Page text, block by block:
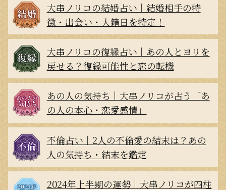
大串ノリコの結婚占い｜結婚相手の特
徴・出会い・入籍日を特定！
大串ノリコの復縁占い｜あの人とヨリを
戻せる？復縁可能性と恋の転機
あの人の気持ち｜大串ノリコが占う「あ
の人の本心・恋愛感情」
不倫占い｜2人の不倫愛の結末は？あの
人の気持ち・結末を鑑定
2024年上半期の運勢｜大串ノリコが四柱